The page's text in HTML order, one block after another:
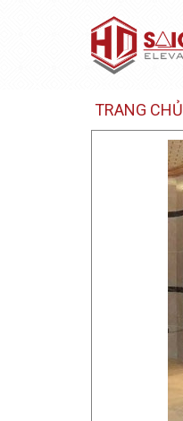
TRANG CHỦ